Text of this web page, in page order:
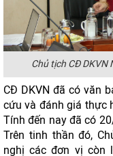
Chủ tịch CĐ DKVN
CĐ DKVN đã có văn
cứu và đánh giá thực
Tính đến nay đã có
Trên tinh thần đó,
nghị các đơn vị còn